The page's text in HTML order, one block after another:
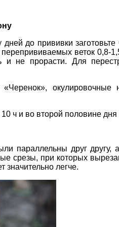
до прививки заготовьте
веток 0,8-
и не прорасти. Для
окулировочные
ч и во второй половине
параллельны друг другу,
срезы, при которых
значительно легче.